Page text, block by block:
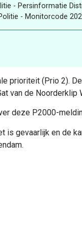
- Persinformatie
- Monitorcode
prioriteit (Prio 2).
van de Noorderklip
deze P2000-
is gevaarlijk en de